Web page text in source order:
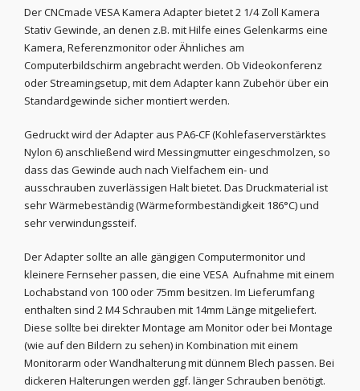
Der CNCmade VESA Kamera Adapter bietet 2 1/4 Zoll Kamera
Stativ Gewinde, an denen z.B. mit Hilfe eines Gelenkarms eine
Kamera, Referenzmonitor oder Ähnliches am
Computerbildschirm angebracht werden. Ob Videokonferenz
oder Streamingsetup, mit dem Adapter kann Zubehör über ein
Standardgewinde sicher montiert werden.
Gedruckt wird der Adapter aus PA6-CF (Kohlefaserverstärktes
Nylon 6) anschließend wird Messingmutter eingeschmolzen, so
dass das Gewinde auch nach Vielfachem ein- und
ausschrauben zuverlässigen Halt bietet. Das Druckmaterial ist
sehr Wärmebeständig (Wärmeformbeständigkeit 186°C) und
sehr verwindungssteif.
Der Adapter sollte an alle gängigen Computermonitor und
kleinere Fernseher passen, die eine VESA Aufnahme mit einem
Lochabstand von 100 oder 75mm besitzen. Im Lieferumfang
enthalten sind 2 M4 Schrauben mit 14mm Länge mitgeliefert.
Diese sollte bei direkter Montage am Monitor oder bei Montage
(wie auf den Bildern zu sehen) in Kombination mit einem
Monitorarm oder Wandhalterung mit dünnem Blech passen. Bei
dickeren Halterungen werden ggf. länger Schrauben benötigt.